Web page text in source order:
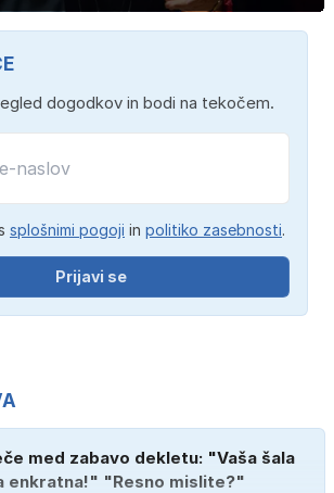
dogodkov in bodi na tekočem.
splošnimi pogoji in politiko zasebnosti.
Prijavi se
med zabavo dekletu: "Vaša šala
enkratna!" "Resno mislite?"